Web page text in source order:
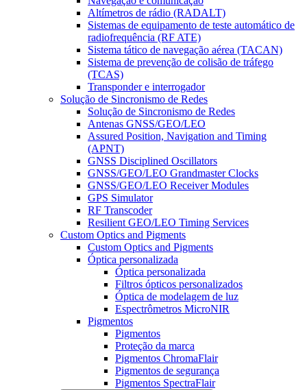
Altímetros de rádio (RADALT)
Sistemas de equipamento de teste automático de
radiofrequência (RF ATE)
Sistema tático de navegação aérea (TACAN)
Sistema de prevenção de colisão de tráfego
(TCAS)
Transponder e interrogador
Solução de Sincronismo de Redes
Solução de Sincronismo de Redes
Antenas GNSS/GEO/LEO
Assured Position, Navigation and Timing
(APNT)
GNSS Disciplined Oscillators
GNSS/GEO/LEO Grandmaster Clocks
GNSS/GEO/LEO Receiver Modules
GPS Simulator
RF Transcoder
Resilient GEO/LEO Timing Services
Custom Optics and Pigments
Custom Optics and Pigments
Óptica personalizada
Óptica personalizada
Filtros ópticos personalizados
Óptica de modelagem de luz
Espectrômetros MicroNIR
Pigmentos
Pigmentos
Proteção da marca
Pigmentos ChromaFlair
Pigmentos de segurança
Pigmentos SpectraFlair